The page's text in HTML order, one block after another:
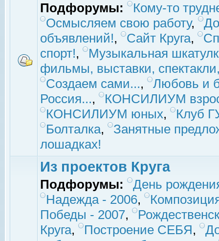
Подфорумы:
Кому-то
Осмысляем свою работу,
объявлений!, Сайт Круга,
спорт!,
Музыкальная
фильмы, выставки,
Создаем сами...,
Любовь и
Россия...,
КОНСИЛИУМ
КОНСИЛИУМ юных,
Клуб
Болталка,
Занятные
лошадках!
Из проектов Круга
Подфорумы:
День
Надежда - 2006,
Победы - 2007,
Круга, Построение СЕБЯ,